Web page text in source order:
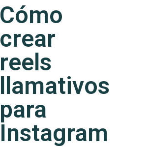
Cómo
crear
reels
llamativos
para
Instagram